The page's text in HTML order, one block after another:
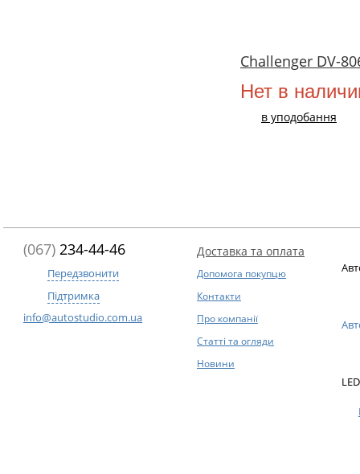
Challenger DV-
Нет в
в уподобання
(067) 234-44-46
Передзвонити
Підтримка
info@autostudio.com.ua
Доставка та оплата
Допомога покупцю
Контакти
Про компанії
Статті та огляди
Новини